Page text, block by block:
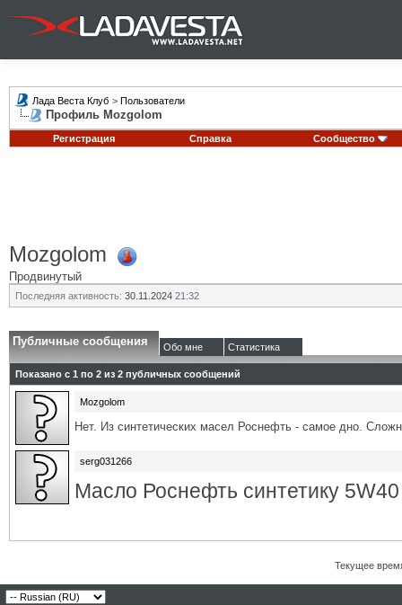
Лада Веста Клуб > Пользователи
Профиль Mozgolom
Регистрация Справка Сообщество
Mozgolom
Продвинутый
Последняя активность: 30.11.2024 21:32
Публичные сообщения Обо мне Статистика
Показано с 1 по 2 из 2 публичных сообщений
Mozgolom
Нет. Из синтетических масел Роснефть - самое дно.
serg031266
Масло Роснефть синтетику
Текущее